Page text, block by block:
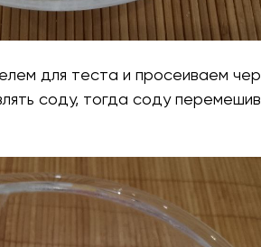
для теста и просеиваем
соду, тогда соду